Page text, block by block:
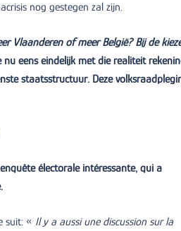
nog gestegen zal zijn.
Vlaanderen of meer België? Bij de
eens eindelijk met die realiteit
staatsstructuur. Deze
électorale intéressante, qui a
suit: « Il y a aussi une discussion sur la